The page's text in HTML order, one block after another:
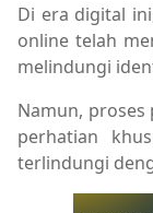
Di era digital
online telah
melindungi
Namun,
perhatian
terlindungi